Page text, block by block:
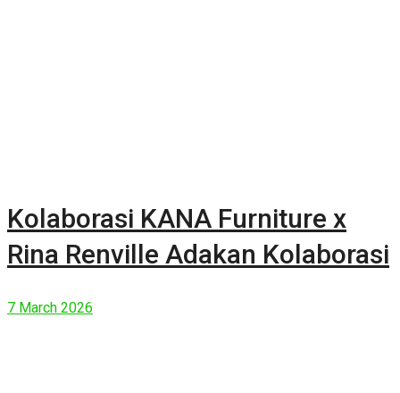
Kolaborasi KANA Furniture x
Rina Renville Adakan Kolaborasi
7 March 2026